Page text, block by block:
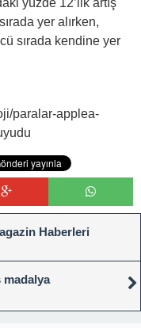
yüzde 12’lik artış
yer alırken,
sırada kendine yer
paralar-applea-
Haberleri
madalya